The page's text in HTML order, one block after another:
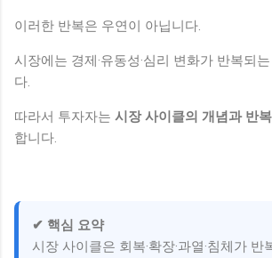
이러한 반복은 우연이 아닙니다.
시장에는 경제·유동성·심리 변화가 반복되
다.
따라서 투자자는 시장 사이클의 개념과 반
합니다.
✔ 핵심 요약
시장 사이클은 회복·확장·과열·침체가 반